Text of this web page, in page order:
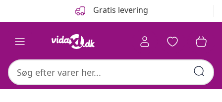
Gratis levering